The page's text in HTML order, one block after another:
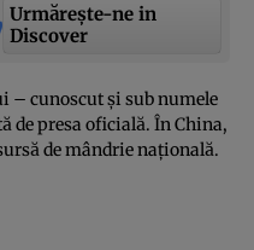
Urmărește-ne in
Discover
– cunoscut şi sub numele
de presa oficială. În China,
de mândrie naţională.